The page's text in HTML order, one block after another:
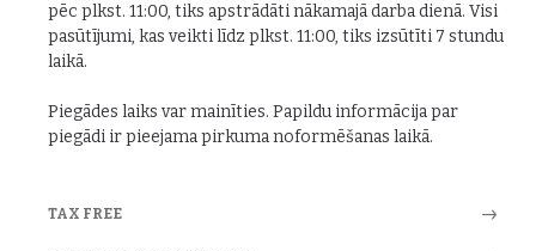
pēc plkst. 11:00, tiks apstrādāti nākamajā darba dienā. Visi
pasūtījumi, kas veikti līdz plkst. 11:00, tiks izsūtīti 7 stundu
laikā.
Piegādes laiks var mainīties. Papildu informācija par
piegādi ir pieejama pirkuma noformēšanas laikā.
TAX FREE